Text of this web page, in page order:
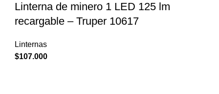
Linterna de minero 1 LED 125 lm
recargable – Truper 10617
Linternas
$107.000